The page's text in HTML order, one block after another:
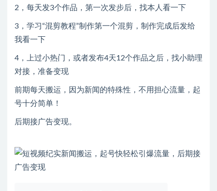
2，每天发3个作品，第一次发步后，找本人看一下
3，学习“混剪教程”制作第一个混剪，制作完成后发给
我看一下
4，上过小热门，或者发布4天12个作品之后，找小助理
对接，准备变现
前期每天搬运，因为新闻的特殊性，不用担心流量，起
号十分简单！
后期接广告变现。